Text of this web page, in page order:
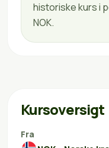
historiske kurs i
NOK.
Kursoversigt
Fra